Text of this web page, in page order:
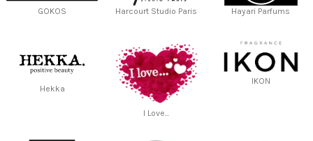
GOKOS Harcourt Studio Paris Hayari Parfums
Hekka
I Love...
IKON